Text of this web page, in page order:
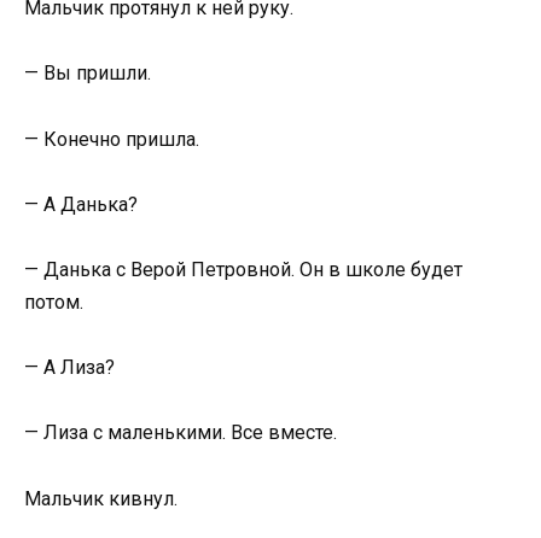
Мальчик протянул к ней руку.
— Вы пришли.
— Конечно пришла.
— А Данька?
— Данька с Верой Петровной. Он в школе будет
потом.
— А Лиза?
— Лиза с маленькими. Все вместе.
Мальчик кивнул.